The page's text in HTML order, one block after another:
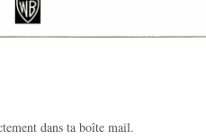
dans ta boîte mail.